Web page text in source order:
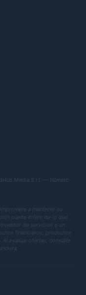
Media S.r.l. — Número
a mantener su
puede diferir de lo que
de servicios o un
financieros, productos
Al evaluar ofertas, consulte